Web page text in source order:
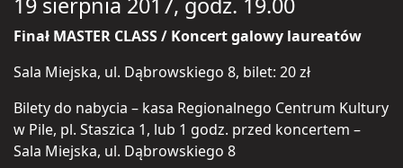
Finał MASTER CLASS / Koncert galowy laureatów
Sala Miejska, ul. Dąbrowskiego 8, bilet: 20 zł
Bilety do nabycia – kasa Regionalnego Centrum Kultury
w Pile, pl. Staszica 1, lub 1 godz. przed koncertem –
Sala Miejska, ul. Dąbrowskiego 8